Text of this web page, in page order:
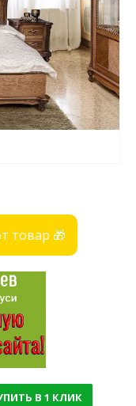
товар 🎁
В 1 КЛИК